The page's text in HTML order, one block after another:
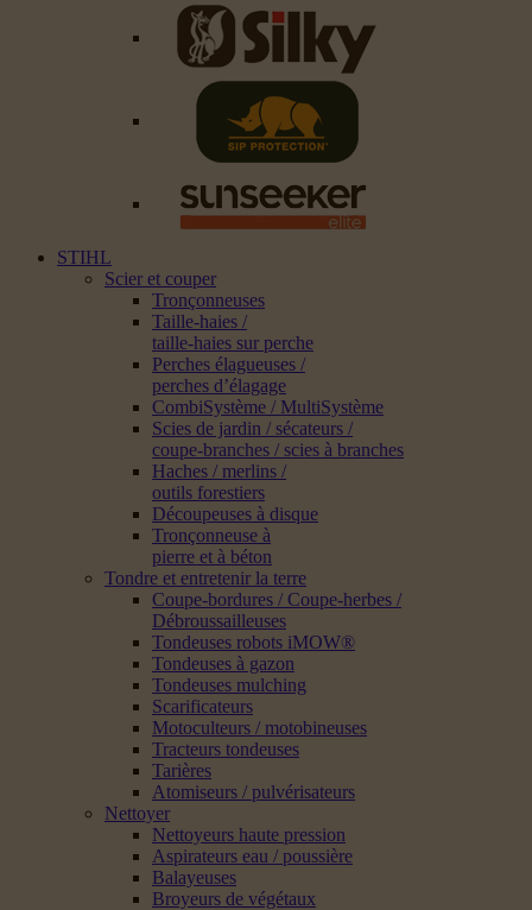
STIHL
Scier et couper
Tronçonneuses
Taille-haies /
taille-haies sur perche
Perches élagueuses /
perches d’élagage
CombiSystème / MultiSystème
Scies de jardin / sécateurs /
coupe-branches / scies à branches
Haches / merlins /
outils forestiers
Découpeuses à disque
Tronçonneuse à
pierre et à béton
Tondre et entretenir la terre
Coupe-bordures / Coupe-herbes /
Débroussailleuses
Tondeuses robots iMOW®
Tondeuses à gazon
Tondeuses mulching
Scarificateurs
Motoculteurs / motobineuses
Tracteurs tondeuses
Tarières
Atomiseurs / pulvérisateurs
Nettoyer
Nettoyeurs haute pression
Aspirateurs eau / poussière
Balayeuses
Broyeurs de végétaux